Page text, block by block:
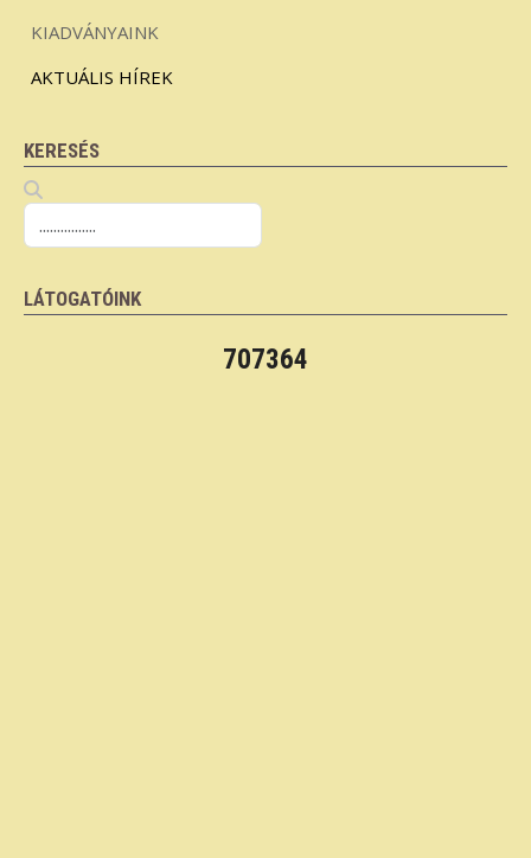
KIADVÁNYAINK
AKTUÁLIS HÍREK
KERESÉS
LÁTOGATÓINK
707364